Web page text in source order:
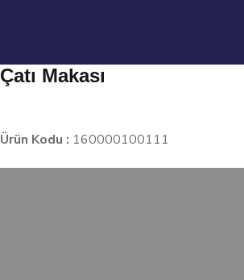
Çatı Makası
Ürün Kodu : 160000100111